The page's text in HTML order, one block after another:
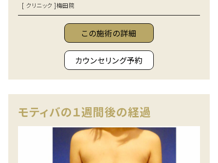
[ クリニック ]梅田院
この施術の詳細
カウンセリング予約
モティバの１週間後の経過